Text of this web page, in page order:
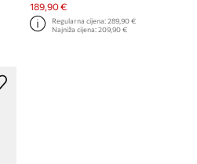
189,90 €
Regularna cijena:289,90 €
Najniža cijena:209,90 €